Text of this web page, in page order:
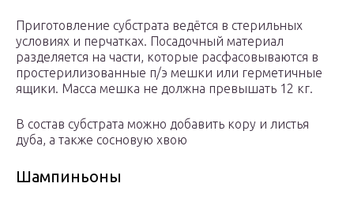
Приготовление субстрата ведётся в стерильных
условиях и перчатках. Посадочный материал
разделяется на части, которые расфасовываются в
простерилизованные п/э мешки или герметичные
ящики. Масса мешка не должна превышать 12 кг.
В состав субстрата можно добавить кору и листья
дуба, а также сосновую хвою
Шампиньоны